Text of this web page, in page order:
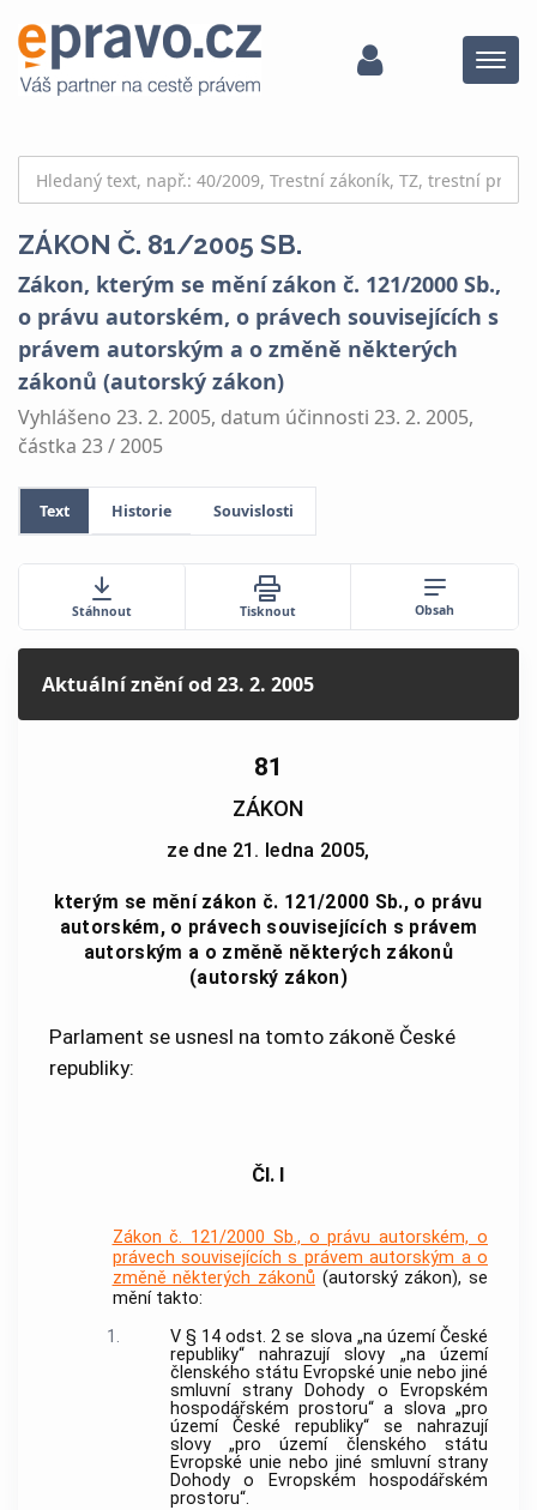
Menu
ZÁKON Č. 81/2005 SB.
Zákon, kterým se mění zákon č. 121/2000 Sb.,
o právu autorském, o právech souvisejících s
právem autorským a o změně některých
zákonů (autorský zákon)
Vyhlášeno 23. 2. 2005, datum účinnosti 23. 2. 2005,
částka 23 / 2005
Text Historie Souvislosti
Stáhnout Tisknout Obsah
Aktuální zněníod 23. 2. 2005
81
ZÁKON
ze dne 21. ledna 2005,
kterým se mění zákon č. 121/2000 Sb., o právu
autorském, o právech souvisejících s právem
autorským a o změně některých zákonů
(autorský zákon)
Parlament se usnesl na tomto zákoně České
republiky:
Čl. I
Zákon č. 121/2000 Sb., o právu autorském, o
právech souvisejících s právem autorským a o
změně některých zákonů (autorský zákon), se
mění takto:
1.
V § 14 odst. 2 se slova „na území České
republiky“ nahrazují slovy „na území
členského státu Evropské unie nebo jiné
smluvní strany Dohody o Evropském
hospodářském prostoru“ a slova „pro
území České republiky“ se nahrazují
slovy „pro území členského státu
Evropské unie nebo jiné smluvní strany
Dohody o Evropském hospodářském
prostoru“.